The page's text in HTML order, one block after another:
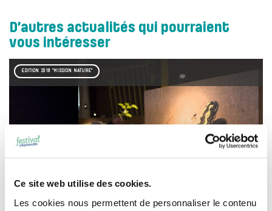
Ce site web utilise des cookies.
Les cookies nous permettent de personnaliser le contenu
D’autres actualités qui pourraient
vous intéresser
EDITION 2018 "MISSION NATURE"